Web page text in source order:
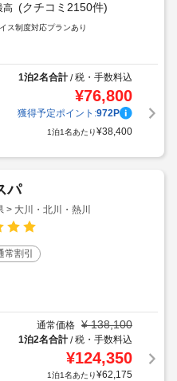
高 (クチコミ2150件)
ス制度対応プランあり
1泊2名合計/税・手数料込
¥76,800
獲得予定ポイント:972P
1泊1名あたり¥38,400
パ
> 大川・北川・熱川
常割引
通常価格 ¥ 138,100
1泊2名合計/税・手数料込
¥124,350
1泊1名あたり¥62,175